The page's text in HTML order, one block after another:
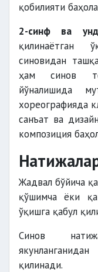
қобилияти
2-синф ва
қилинаётган
синовидан
ҳам синов
йўналишида
хореографияда
санъат ва
композиция
Жадвал бўйича
қўшимча ёки
ўқишга қабул
Синов
қилинади.